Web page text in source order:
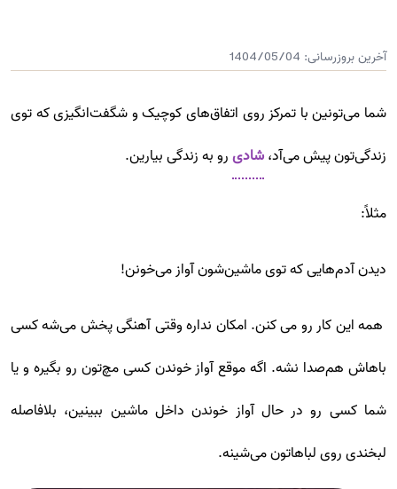
آخرین بروزرسانی: 1404/05/04
شما می‌تونین با تمرکز روی اتفاق‌های کوچیک و شگفت‌انگیزی که توی
زندگی‌تون پیش می‌آد،شادیرو به زندگی بیارین.
مثلاً:
دیدن آدم‌هایی که توی ماشین‌شون آواز می‌خونن!
همه این کار رو می کنن. امکان نداره وقتی آهنگی پخش می‌شه کسی
باهاش هم‌صدا نشه. اگه موقع آواز خوندن کسی مچ‌تون رو بگیره و یا
شما کسی رو در حال آواز خوندن داخل ماشین ببینین، بلافاصله
لبخندی روی لبا‌هاتون می‌شینه.